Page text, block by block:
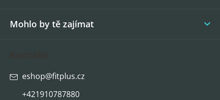
Mohlo by tě zajímat
eshop@fitplus.cz
+421910787880